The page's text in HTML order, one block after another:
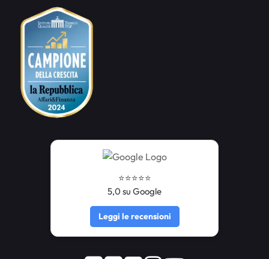
⭐️⭐️⭐️⭐️⭐️
5,0 su Google
Leggi le recensioni